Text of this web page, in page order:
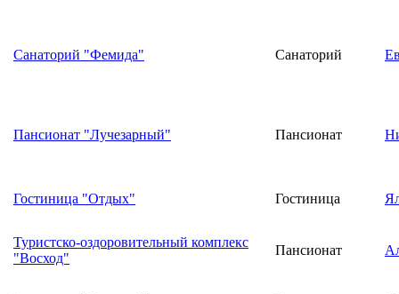
Санаторий "Фемида" Санаторий
Пансионат "Лучезарный" Пансионат
Гостиница "Отдых" Гостиница
Туристско-оздоровительный комплекс
"Восход"
Пансионат